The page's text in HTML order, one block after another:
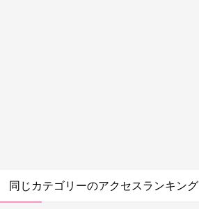
同じカテゴリーのアクセスランキング